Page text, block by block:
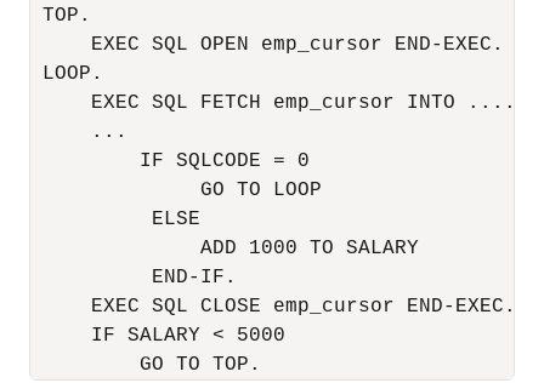
TOP.
     EXEC SQL OPEN emp_cursor END-EXEC.
LOOP.
     EXEC SQL FETCH emp_cursor INTO ....
     ...
         IF SQLCODE = 0
              GO TO LOOP
          ELSE
              ADD 1000 TO SALARY
          END-IF.
     EXEC SQL CLOSE emp_cursor END-EXEC.
     IF SALARY < 5000